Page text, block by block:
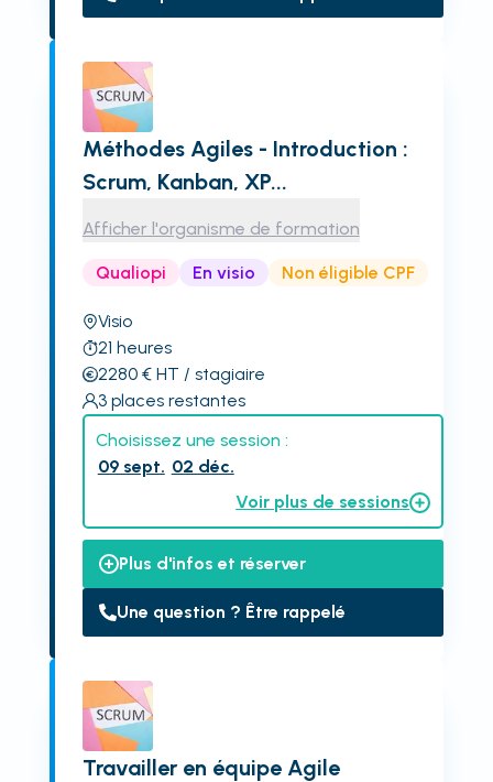
Méthodes Agiles - Introduction :
Scrum, Kanban, XP...
Afficher l'organisme de formation
Qualiopi En visio Non éligible CPF
Visio
21 heures
2280€ HT / stagiaire
3 places restantes
Choisissez une session :
09 sept. 02 déc.
Voir plus de sessions
Plus d'infos et réserver
Une question ? Être rappelé
Travailler en équipe Agile